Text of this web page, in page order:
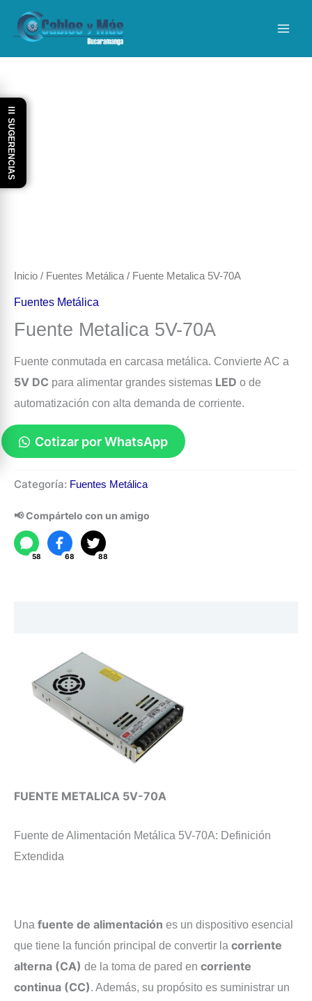
Inicio / Fuentes Metálica / Fuente Metalica 5V-70A
Fuentes Metálica
Fuente Metalica 5V-70A
Fuente conmutada en carcasa metálica. Convierte AC a
5V DC para alimentar grandes sistemas LED o de
automatización con alta demanda de corriente.
Cotizar por WhatsApp
Metalica
5V-
70A
cantidad
Categoría: Fuentes Metálica
📢 Compártelo con un amigo
58 68 88
FUENTE METALICA 5V-70A
Fuente de Alimentación Metálica 5V-70A: Definición
Extendida
Una fuente de alimentación es un dispositivo esencial
que tiene la función principal de convertir la corriente
alterna (CA) de la toma de pared en corriente
continua (CC). Además, su propósito es suministrar un
☰ SUGERENCIAS